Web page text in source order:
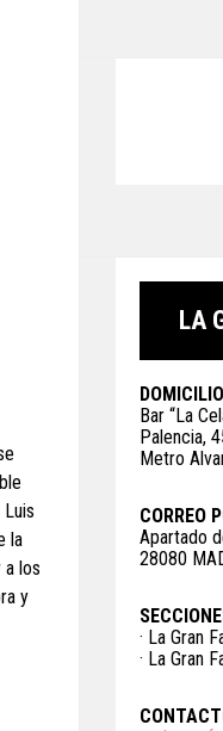
la
a los
y
LA
Bar “La
Palencia,
Metro
CORREO
Apartado
28080
· La Gran
· La Gran